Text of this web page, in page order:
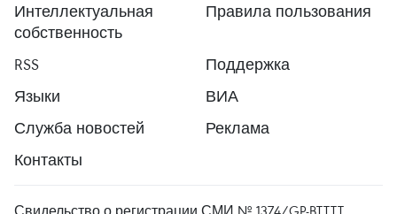
Интеллектуальная
собственность
Правила пользования
RSS
Поддержка
Языки
ВИА
Служба новостей
Реклама
Контакты
Свидельство о регистрации СМИ № 1374/GP-BTTTT